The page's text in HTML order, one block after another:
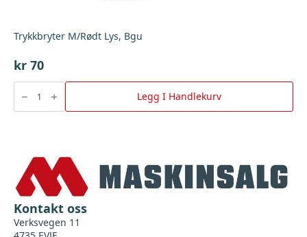
Trykkbryter M/Rødt Lys, Bgu
kr 70
Trykkbryter
M/Rødt
Lys,
Bgu
Legg I Handlekurv
Kontakt oss
Verksvegen 11